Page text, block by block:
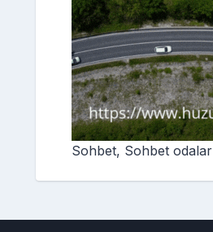
Sohbet, Sohbet